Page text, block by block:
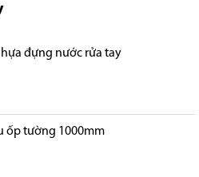
đựng nước rửa tay
ốp tường 1000mm